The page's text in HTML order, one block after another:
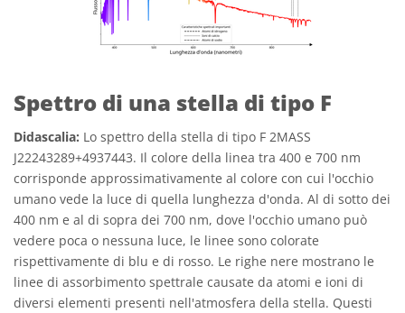
Spettro di una stella di tipo F
Didascalia: Lo spettro della stella di tipo F 2MASS
J22243289+4937443. Il colore della linea tra 400 e 700 nm
corrisponde approssimativamente al colore con cui l'occhio
umano vede la luce di quella lunghezza d'onda. Al di sotto dei
400 nm e al di sopra dei 700 nm, dove l'occhio umano può
vedere poca o nessuna luce, le linee sono colorate
rispettivamente di blu e di rosso. Le righe nere mostrano le
linee di assorbimento spettrale causate da atomi e ioni di
diversi elementi presenti nell'atmosfera della stella. Questi